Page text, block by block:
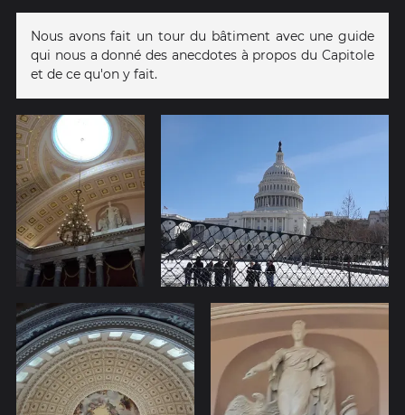
Nous avons fait un tour du bâtiment avec une guide
qui nous a donné des anecdotes à propos du Capitole
et de ce qu'on y fait.